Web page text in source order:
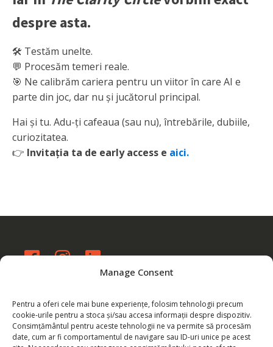
Manage Consent
Pentru a oferi cele mai bune experiențe, folosim tehnologii precum
cookie-urile pentru a stoca și/sau accesa informații despre dispozitiv.
Consimțământul pentru aceste tehnologii ne va permite să procesăm
date, cum ar fi comportamentul de navigare sau ID-uri unice pe acest
despre asta.
🛠️ Testăm unelte.
💬 Procesăm temeri reale.
🎯 Ne calibrăm cariera pentru un viitor în care AI e
parte din joc, dar nu și jucătorul principal.
Hai și tu. Adu-ți cafeaua (sau nu), întrebările, dubiile,
curiozitatea.
👉 Invitația ta de early access e aici.
eu@byarmina.com
WhatsApp: 0760 137 488
Plătește online